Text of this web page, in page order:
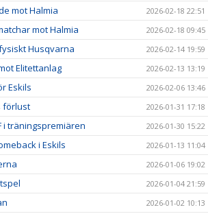
mot Halmia 2026-02-18 22:51
mot Halmia 2026-02-18 09:45
Husqvarna 2026-02-14 19:59
Elitettanlag 2026-02-13 13:19
Eskils 2026-02-06 13:46
förlust 2026-01-31 17:18
i träningspremiären 2026-01-30 15:22
i Eskils 2026-01-13 11:04
2026-01-06 19:02
2026-01-04 21:59
2026-01-02 10:13